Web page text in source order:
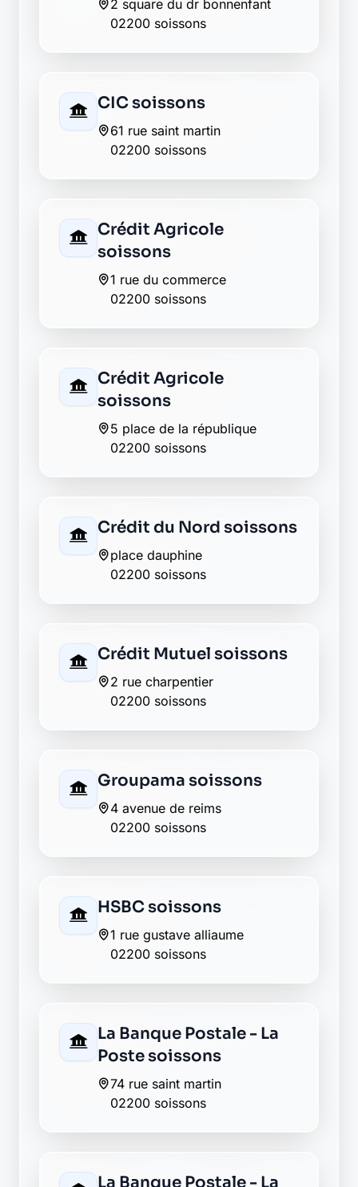
02200 soissons
Poste soissons
2 boulevard de presles
02200 soissons
LCL soissons
64 rue saint martin
02200 soissons
2 rue de jaulzy
02200 soissons
41 rue saint-martin
02200 soissons
Poste venizel
47 place de la mairie
02200 venizel
AXA villeneuve saint
germain
249 rue de la chaumiere
02200 villeneuve saint germain
AXA villeneuve saint
germain
La Banque Postale - La
Poste villeneuve saint
germain
02200 villeneuve saint germain